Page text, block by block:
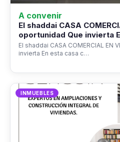
A convenir
El shaddai CASA
oportunidad Que invierta
El shaddai CASA COMERCIAL EN
invierta En esta casa c…
INMUEBLES